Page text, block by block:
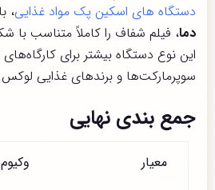
دستگاه های اسکین پک مواد غذایی، با
دما، فیلم شفاف را کاملاً متناسب
این نوع دستگاه بیشتر برای
سوپرمارکت‌ها و برندهای غذایی لوکس
جمع بندی نهایی
معیار وکیوم